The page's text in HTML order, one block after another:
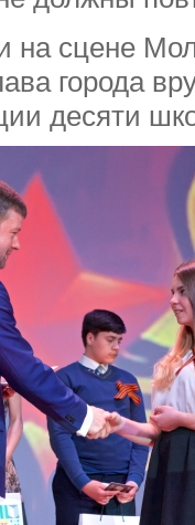
на сцене
города
десяти